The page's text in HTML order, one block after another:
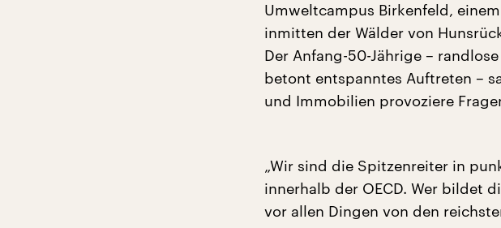
Umweltcampus Birkenfeld,
inmitten der Wälder von
Der Anfang-50-Jährige –
betont entspanntes Auftreten –
und Immobilien provoziere
„Wir sind die Spitzenreiter in
innerhalb der OECD. Wer bildet
vor allen Dingen von den